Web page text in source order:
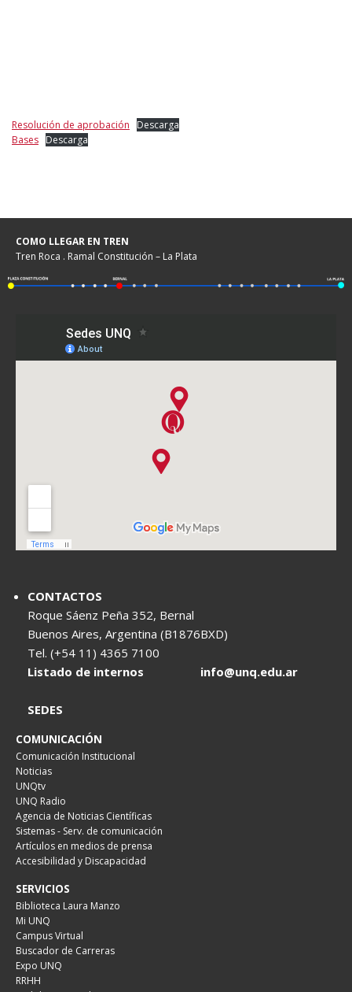
Resolución de aprobación
Descarga
Bases Descarga
COMO LLEGAR EN TREN
Tren Roca . Ramal Constitución – La Plata
CONTACTOS
Roque Sáenz Peña 352, Bernal
Buenos Aires, Argentina (B1876BXD)
Tel. (+54 11) 4365 7100
Listado de internos
info@unq.edu.ar
SEDES
COMUNICACIÓN
Comunicación Institucional
Noticias
UNQtv
UNQ Radio
Agencia de Noticias Científicas
Sistemas - Serv. de comunicación
Artículos en medios de prensa
Accesibilidad y Discapacidad
SERVICIOS
Biblioteca Laura Manzo
Mi UNQ
Campus Virtual
Buscador de Carreras
Expo UNQ
RRHH